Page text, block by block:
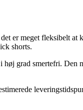
er meget fleksibelt at
shorts.
høj grad smertefri. Den